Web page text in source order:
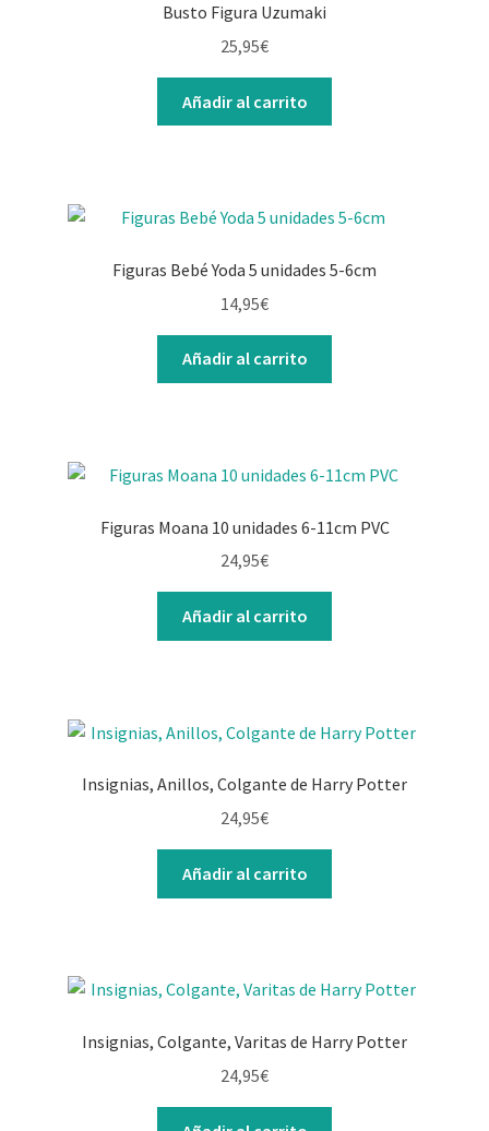
Busto Figura Uzumaki
25,95€
Añadir al carrito
Figuras Bebé Yoda 5 unidades 5-6cm
14,95€
Añadir al carrito
Figuras Moana 10 unidades 6-11cm PVC
24,95€
Añadir al carrito
Insignias, Anillos, Colgante de Harry Potter
24,95€
Añadir al carrito
Insignias, Colgante, Varitas de Harry Potter
24,95€